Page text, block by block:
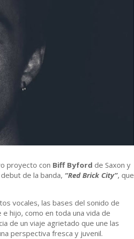
proyecto con Biff Byford de Saxon y
de la banda, “Red Brick City”, que
vocales, las bases del sonido de
hijo, como en toda una vida de
de un viaje agrietado que une las
perspectiva fresca y juvenil.